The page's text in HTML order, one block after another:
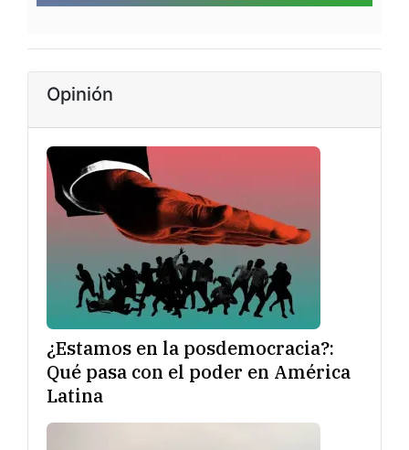
Opinión
¿Estamos en la posdemocracia?:
Qué pasa con el poder en América
Latina